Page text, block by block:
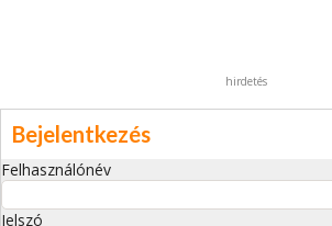
hirdetés
Bejelentkezés
Felhasználónév
Jelszó